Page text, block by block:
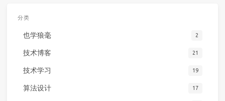
分类
也学狼毫 2
技术博客 21
技术学习 19
算法设计 17